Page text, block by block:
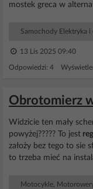
mostek greca w
Samochody Elektryka i
13 Lis 2025 09:40
Odpowiedzi: 4
Obrotomierz
Widzicie ten mały
powyżej????? To jest
założy bez tego to sie
to trzeba mieć na
Motocykle,